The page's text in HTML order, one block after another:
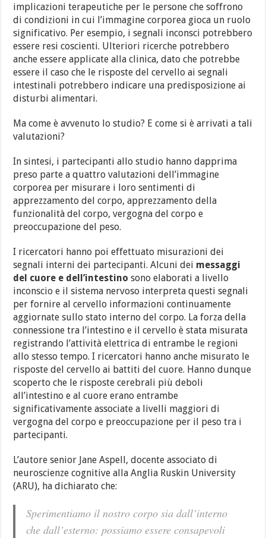
implicazioni terapeutiche per le persone che soffrono
di condizioni in cui l’immagine corporea gioca un ruolo
significativo. Per esempio, i segnali inconsci potrebbero
essere resi coscienti. Ulteriori ricerche potrebbero
anche essere applicate alla clinica, dato che potrebbe
essere il caso che le risposte del cervello ai segnali
intestinali potrebbero indicare una predisposizione ai
disturbi alimentari.
Ma come è avvenuto lo studio? E come si è arrivati a tali
valutazioni?
In sintesi, i partecipanti allo studio hanno dapprima
preso parte a quattro valutazioni dell’immagine
corporea per misurare i loro sentimenti di
apprezzamento del corpo, apprezzamento della
funzionalità del corpo, vergogna del corpo e
preoccupazione del peso.
I ricercatori hanno poi effettuato misurazioni dei
segnali interni dei partecipanti. Alcuni dei messaggi
del cuore e dell’intestino sono elaborati a livello
inconscio e il sistema nervoso interpreta questi segnali
per fornire al cervello informazioni continuamente
aggiornate sullo stato interno del corpo. La forza della
connessione tra l’intestino e il cervello è stata misurata
registrando l’attività elettrica di entrambe le regioni
allo stesso tempo. I ricercatori hanno anche misurato le
risposte del cervello ai battiti del cuore. Hanno dunque
scoperto che le risposte cerebrali più deboli
all’intestino e al cuore erano entrambe
significativamente associate a livelli maggiori di
vergogna del corpo e preoccupazione per il peso tra i
partecipanti.
L’autore senior Jane Aspell, docente associato di
neuroscienze cognitive alla Anglia Ruskin University
(ARU), ha dichiarato che:
Sperimentiamo il nostro corpo sia dall’interno
che dall’esterno: possiamo essere consapevoli